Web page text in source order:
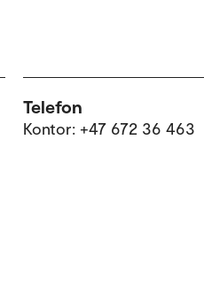
Telefon
Kontor: +47 672 36 463